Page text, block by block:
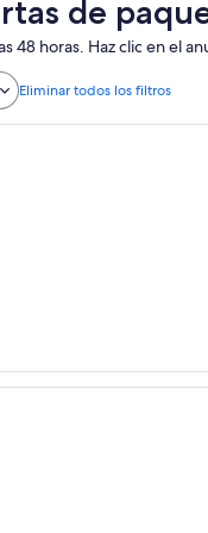
de
48 horas. Haz clic en el
Eliminar todos los filtros
Collection